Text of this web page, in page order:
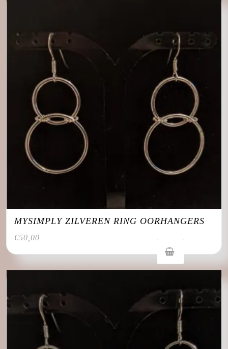
MYSIMPLY ZILVEREN RING OORHANGERS
€50,00